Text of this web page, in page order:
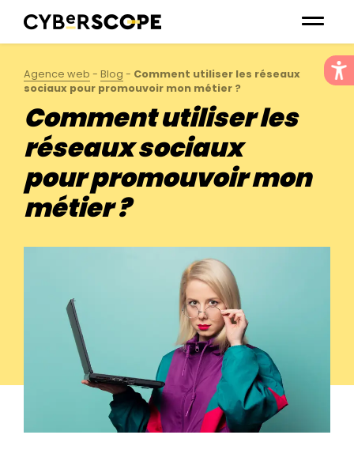
Agence web - Blog - Comment utiliser les réseaux
sociaux pour promouvoir mon métier ?
Comment utiliser les
réseaux sociaux
pour promouvoir mon
métier ?